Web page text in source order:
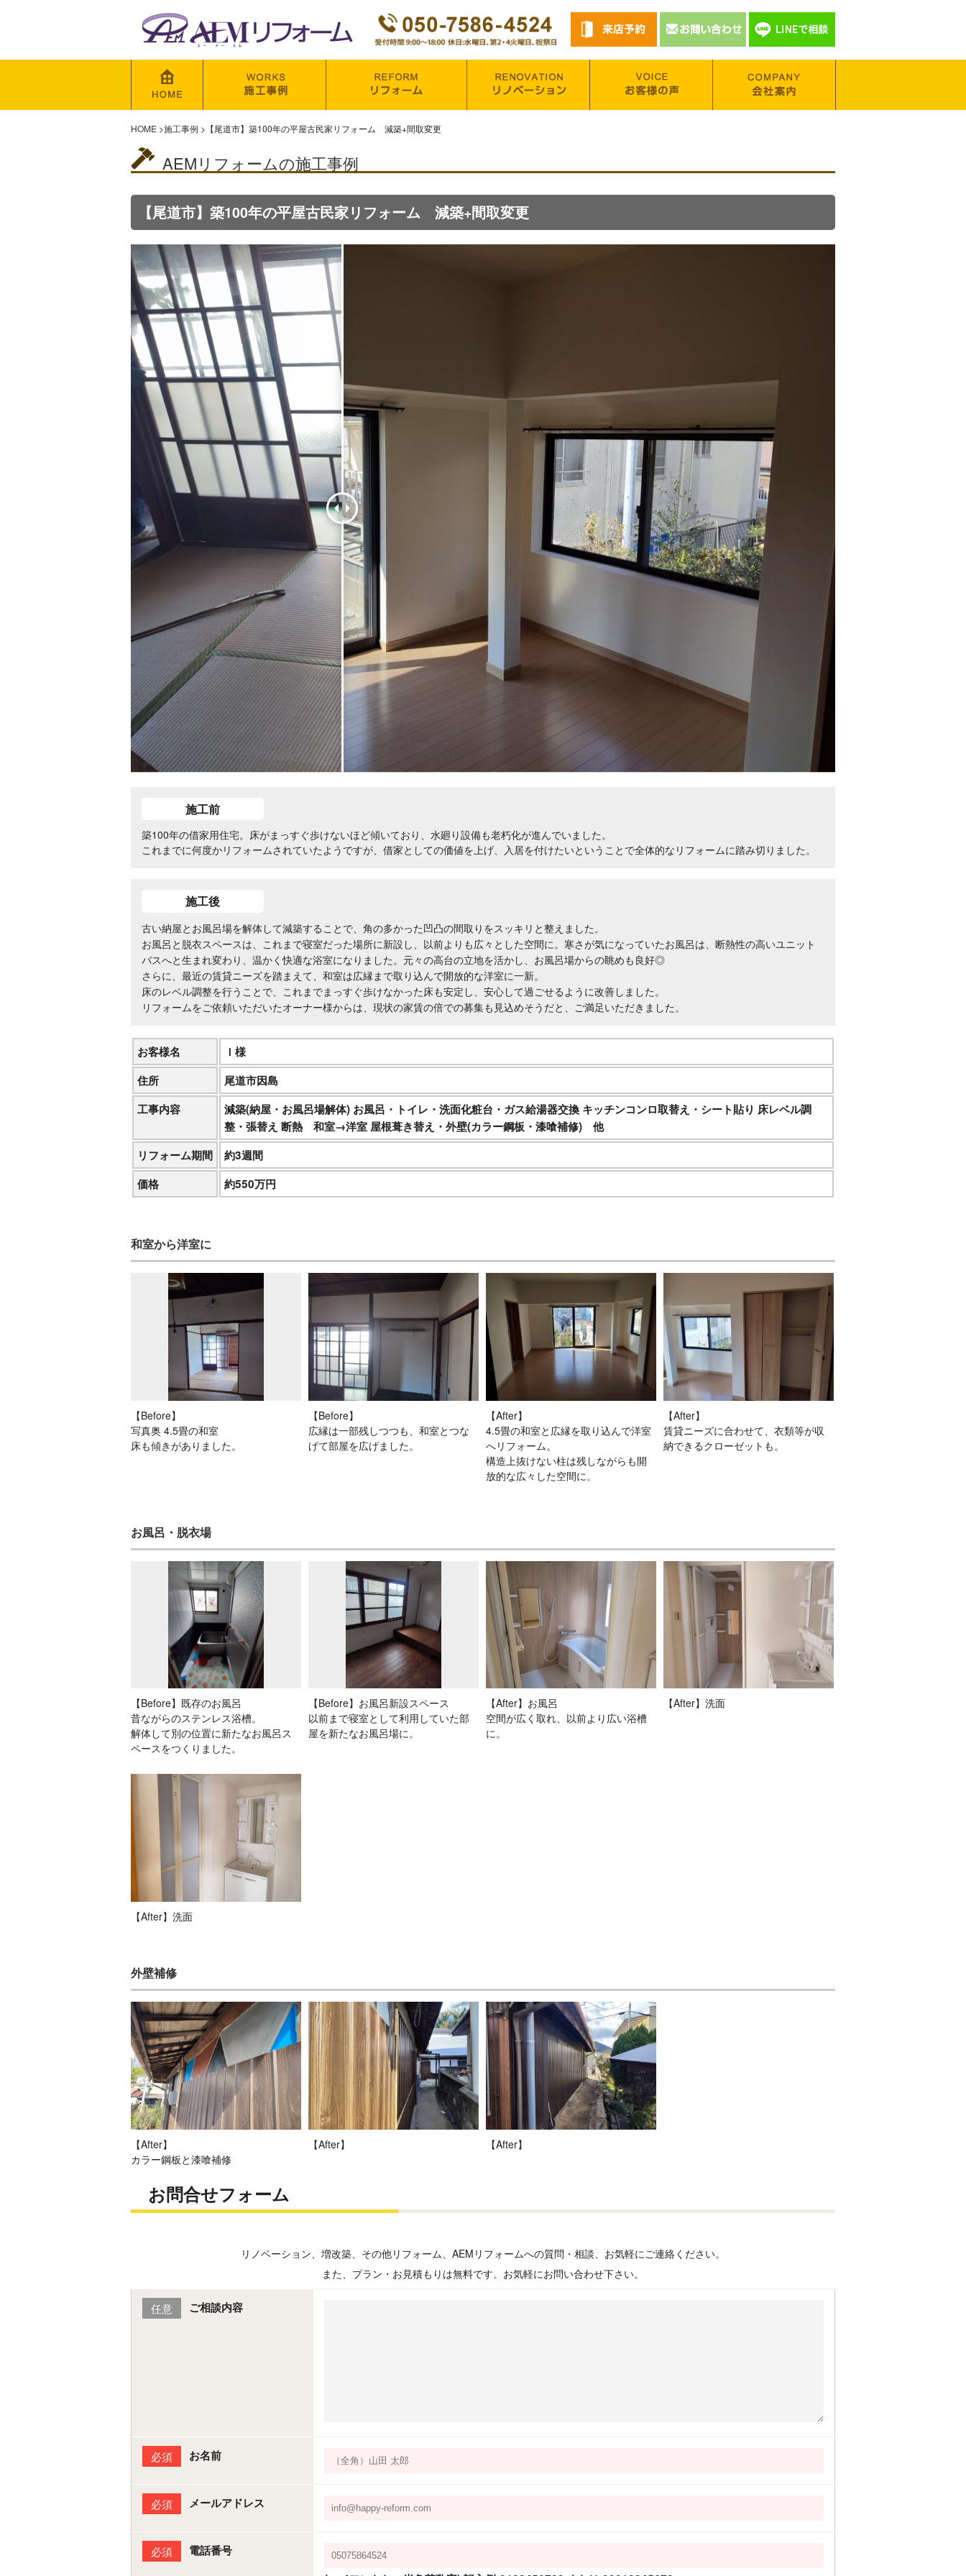
HOME >施工事例 > 【尾道市】築100年の平屋古民家リフォーム 減築+間取変更
AEMリフォームの施工事例
【尾道市】築100年の平屋古民家リフォーム 減築+間取変更
施工前
築100年の借家用住宅。床がまっすぐ歩けないほど傾いており、水廻り設備も老朽化が進んでいました。
これまでに何度かリフォームされていたようですが、借家としての価値を上げ、入居を付けたいということで全体的なリフォームに踏み切りました。
施工後
古い納屋とお風呂場を解体して減築することで、角の多かった凹凸の間取りをスッキリと整えました。
お風呂と脱衣スペースは、これまで寝室だった場所に新設し、以前よりも広々とした空間に。寒さが気になっていたお風呂は、断熱性の高いユニット
バスへと生まれ変わり、温かく快適な浴室になりました。元々の高台の立地を活かし、お風呂場からの眺めも良好◎
さらに、最近の賃貸ニーズを踏まえて、和室は広縁まで取り込んで開放的な洋室に一新。
床のレベル調整を行うことで、これまでまっすぐ歩けなかった床も安定し、安心して過ごせるように改善しました。
リフォームをご依頼いただいたオーナー様からは、現状の家賃の倍での募集も見込めそうだと、ご満足いただきました。
お客様名
Ｉ様
住所
尾道市因島
工事内容
減築(納屋・お風呂場解体) お風呂・トイレ・洗面化粧台・ガス給湯器交換 キッチンコンロ取替え・シート貼り 床レベル調
整・張替え 断熱 和室→洋室 屋根葺き替え・外壁(カラー鋼板・漆喰補修) 他
リフォーム期間
約3週間
価格
約550万円
和室から洋室に
【Before】
写真奥 4.5畳の和室
床も傾きがありました。
【Before】
広縁は一部残しつつも、和室とつな
げて部屋を広げました。
【After】
4.5畳の和室と広縁を取り込んで洋室
へリフォーム。
構造上抜けない柱は残しながらも開
放的な広々した空間に。
【After】
賃貸ニーズに合わせて、衣類等が収
納できるクローゼットも。
お風呂・脱衣場
【Before】既存のお風呂
昔ながらのステンレス浴槽。
解体して別の位置に新たなお風呂ス
ペースをつくりました。
【Before】お風呂新設スペース
以前まで寝室として利用していた部
屋を新たなお風呂場に。
【After】お風呂
空間が広く取れ、以前より広い浴槽
に。
【After】洗面
【After】洗面
外壁補修
【After】
カラー鋼板と漆喰補修
【After】 【After】
お問合せフォーム
リノベーション、増改築、その他リフォーム、AEMリフォームへの質問・相談、お気軽にご連絡ください。
また、プラン・お見積もりは無料です。お気軽にお問い合わせ下さい。
任意 ご相談内容
必須 お名前
必須 メールアドレス
必須
電話番号